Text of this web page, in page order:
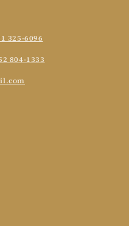
325-6096
804-1333